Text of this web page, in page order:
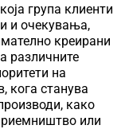
група клиенти
и очекувања,
креирани
различните
на
кога станува
како
или